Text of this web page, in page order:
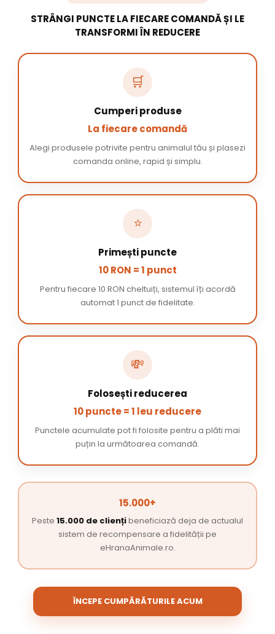
STRÂNGI PUNCTE LA FIECARE COMANDĂ ȘI LE
TRANSFORMI ÎN REDUCERE
🛒
Cumperi produse
La fiecare comandă
Alegi produsele potrivite pentru animalul tău și plasezi
comanda online, rapid și simplu.
⭐
Primești puncte
10 RON = 1 punct
Pentru fiecare 10 RON cheltuiți, sistemul îți acordă
automat 1 punct de fidelitate.
💸
Folosești reducerea
10 puncte = 1 leu reducere
Punctele acumulate pot fi folosite pentru a plăti mai
puțin la următoarea comandă.
15.000+
Peste 15.000 de cliențibeneficiază deja de actualul
sistem de recompensare a fidelității pe
eHranaAnimale.ro.
ÎNCEPE CUMPĂRĂTURILE ACUM